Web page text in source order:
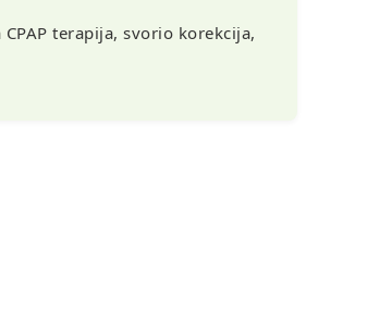
terapija, svorio korekcija,